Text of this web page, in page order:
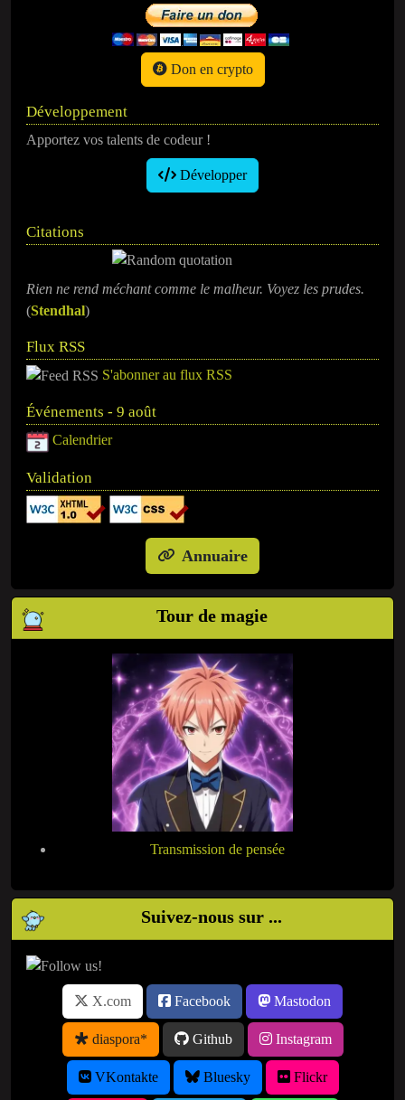
Don en crypto
Développement
Apportez vos talents de codeur !
Développer
Citations
Rien ne rend méchant comme le malheur. Voyez les prudes.
(Stendhal)
Flux RSS
S'abonner au flux RSS
Événements - 9 août
Calendrier
Validation
Annuaire
Tour de magie
Transmission de pensée
Suivez-nous sur ...
X.com Facebook Mastodon
diaspora* Github Instagram
VKontakte Bluesky Flickr